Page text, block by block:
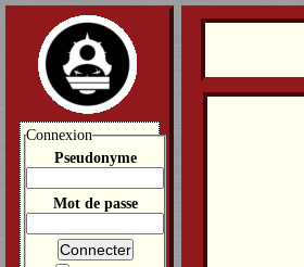
Connexion
Pseudonyme
Mot de passe